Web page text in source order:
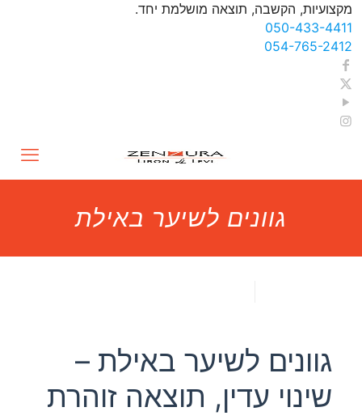
מקצועיות, הקשבה, תוצאה מושלמת יחד.
050-433-4411
054-765-2412
גוונים לשיער באילת
גוונים לשיער באילת –
שינוי עדין, תוצאה זוהרת